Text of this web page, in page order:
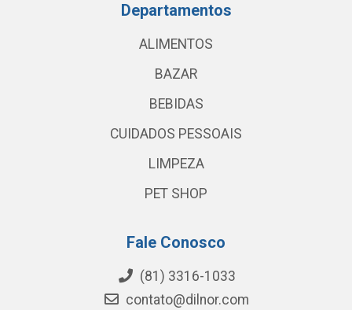
Departamentos
ALIMENTOS
BAZAR
BEBIDAS
CUIDADOS PESSOAIS
LIMPEZA
PET SHOP
Fale Conosco
(81) 3316-1033
contato@dilnor.com